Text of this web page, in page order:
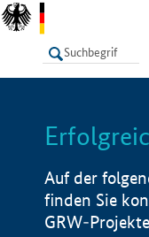
LISTE
Auf der
finden Sie
GRW-